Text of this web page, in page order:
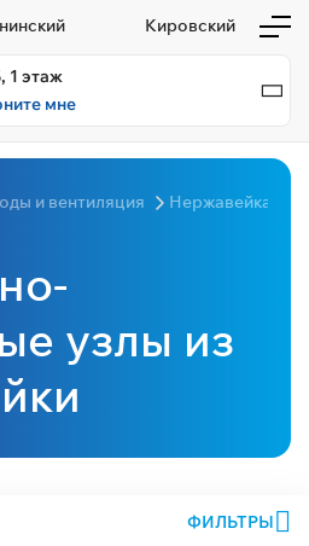
Кировский
1 этаж
мне
и вентиляция Нержавейка
узлы из
ФИЛЬТРЫ